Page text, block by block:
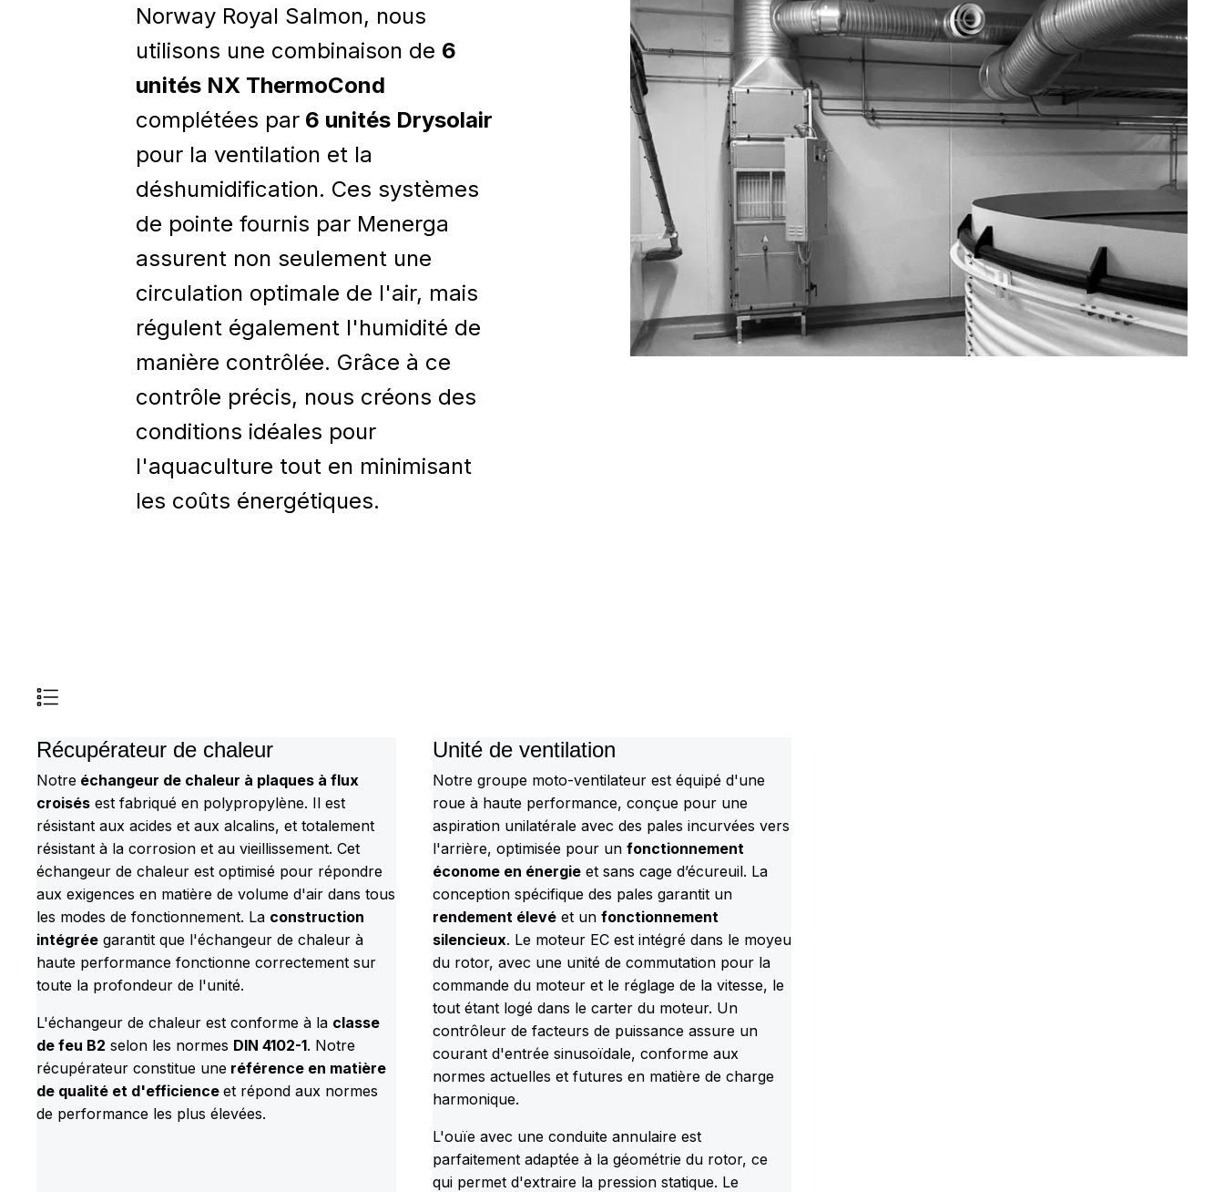
Norway Royal Salmon, nous
utilisons une combinaison de 6
unités NX ThermoCond
complétées par6 unités Drysolair
pour la ventilation et la
déshumidification. Ces systèmes
de pointe fournis par Menerga
assurent non seulement une
circulation optimale de l'air, mais
régulent également l'humidité de
manière contrôlée. Grâce à ce
contrôle précis, nous créons des
conditions idéales pour
l'aquaculture tout en minimisant
les coûts énergétiques.
Récupérateur de chaleur
Notre échangeur de chaleur à plaques à flux
croisés est fabriqué en polypropylène. Il est
résistant aux acides et aux alcalins, et totalement
résistant à la corrosion et au vieillissement. Cet
échangeur de chaleur est optimisé pour répondre
aux exigences en matière de volume d'air dans tous
les modes de fonctionnement. La construction
intégrée garantit que l'échangeur de chaleur à
haute performance fonctionne correctement sur
toute la profondeur de l'unité.
L'échangeur de chaleur est conforme à la classe
de feu B2 selon les normes DIN 4102-1. Notre
récupérateur constitue une référence en matière
de qualité et d'efficience et répond aux normes
de performance les plus élevées.
Unité de ventilation
Notre groupe moto-ventilateur est équipé d'une
roue à haute performance, conçue pour une
aspiration unilatérale avec des pales incurvées vers
l'arrière, optimisée pour un fonctionnement
économe en énergieet sans cage d’écureuil. La
conception spécifique des pales garantit un
rendement élevéet un fonctionnement
silencieux. Le moteur EC est intégré dans le moyeu
du rotor, avec une unité de commutation pour la
commande du moteur et le réglage de la vitesse, le
tout étant logé dans le carter du moteur. Un
contrôleur de facteurs de puissance assure un
courant d'entrée sinusoïdale, conforme aux
normes actuelles et futures en matière de charge
harmonique.
L'ouïe avec une conduite annulaire est
parfaitement adaptée à la géométrie du rotor, ce
qui permet d'extraire la pression statique. Le